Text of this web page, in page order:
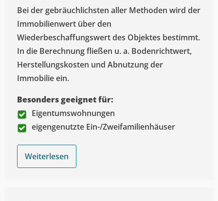
Bei der gebräuchlichsten aller Methoden wird der
Immobilienwert über den
Wiederbeschaffungswert des Objektes bestimmt.
In die Berechnung fließen u. a. Bodenrichtwert,
Herstellungskosten und Abnutzung der
Immobilie ein.
Besonders geeignet für:
Eigentumswohnungen
eigengenutzte Ein-/Zweifamilienhäuser
Weiterlesen